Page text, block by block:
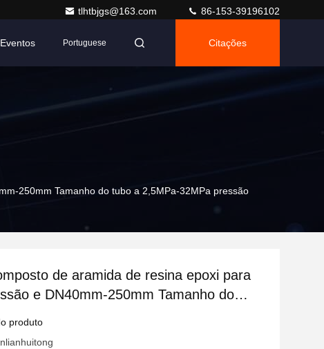
tlhtbjgs@163.com 86-153-39196102
Eventos Portuguese Citações
250mm Tamanho do tubo a 2,5MPa-32MPa pressão
de aramida de resina epoxi para
e DN40mm-250mm Tamanho do
produto